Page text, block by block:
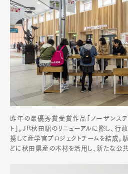
昨年の最優秀賞受賞作品「ノーザンステ
ト」。JR秋田駅のリニューアルに際し、
携して産学官プロジェクトチームを結成。
どに秋田県産の木材を活用し、新たな公共